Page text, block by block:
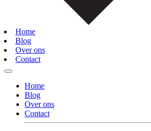
Home
Blog
Over ons
Contact
Home
Blog
Over ons
Contact